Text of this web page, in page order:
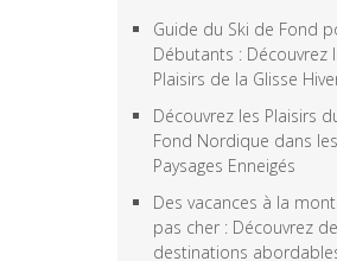
Guide du Ski de Fond
Débutants : Découvrez
Plaisirs de la Glisse
Découvrez les Plaisirs
Fond Nordique dans les
Paysages Enneigés
Des vacances à la
pas cher : Découvrez
destinations